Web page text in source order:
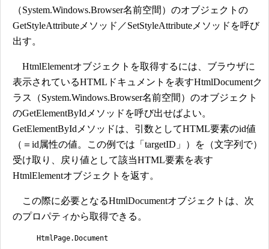
（System.Windows.Browser名前空間）のオブジェクトの
GetStyleAttributeメソッド／SetStyleAttributeメソッドを呼び
出す。
HtmlElementオブジェクトを取得するには、ブラウザに
表示されているHTMLドキュメントを表すHtmlDocumentク
ラス（System.Windows.Browser名前空間）のオブジェクト
のGetElementByIdメソッドを呼び出せばよい。
GetElementByIdメソッドは、引数としてHTML要素のid値
（＝id属性の値。この例では「targetID」）を（文字列で）
受け取り、戻り値として該当HTML要素を表す
HtmlElementオブジェクトを返す。
この際に必要となるHtmlDocumentオブジェクトは、次
のプロパティから取得できる。
HtmlPage.Document